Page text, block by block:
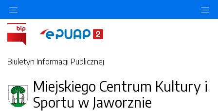
Biuletyn Informacji Publicznej
Miejskiego Centrum Kultury i
Sportu w Jaworznie